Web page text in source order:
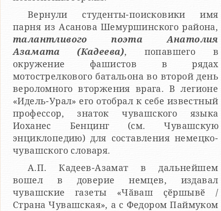
Вернули студенты-поисковики имя
парня из Асанова Шемуршинского района,
талантливого поэта Анатолия
Азамата (Кадеева), попавшего в
окружение фашистов в рядах
мотострелкового батальона во второй день
вероломного вторжения врага. В легионе
«Идель-Урал» его отобрал к себе известный
профессор, знаток чувашского языка
Иоханес Бенцинг (см. Чувашскую
энциклопедию) для составления немецко-
чувашского словаря.
А.П. Кадеев-Азамат в дальнейшем
вошел в доверие немцев, издавал
чувашские газеты «Чӑваш ҫӗршывӗ /
Страна Чувашская», а с Федором Паймуком